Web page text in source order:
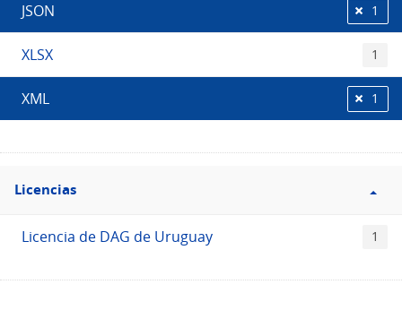
JSON 1
XLSX 1
XML 1
Filtro
Licencias
Licencias
Licencia de DAG de Uruguay 1